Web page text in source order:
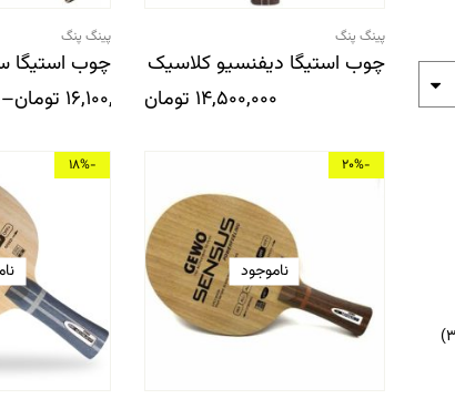
پینگ پنگ
چوب استیگا دیفنسیو کلاسیک
14,500,000 تومان
پینگ پنگ
چوب استیگا
16,100,000 تومان–
-20%
ناموجود
-18%